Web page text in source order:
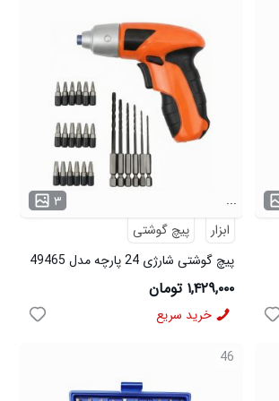
۳
...
ابزار
پیچ گوشتی
پیچ گوشتی شارژی 24 پارچه مدل 49465
۱,۴۲۹,۰۰۰ تومان
خرید سریع
46